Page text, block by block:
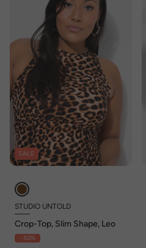
SALE
STUDIO UNTOLD
Crop-Top, Slim Shape, Leo
- 50%